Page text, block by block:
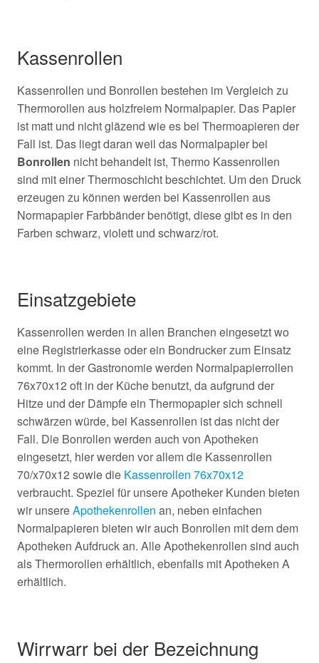
Kassenrollen
Kassenrollen und Bonrollen bestehen im Vergleich zu
Thermorollen aus holzfreiem Normalpapier. Das Papier
ist matt und nicht gläzend wie es bei Thermoapieren der
Fall ist. Das liegt daran weil das Normalpapier bei
Bonrollen nicht behandelt ist, Thermo Kassenrollen
sind mit einer Thermoschicht beschichtet. Um den Druck
erzeugen zu können werden bei Kassenrollen aus
Normapapier Farbbänder benötigt, diese gibt es in den
Farben schwarz, violett und schwarz/rot.
Einsatzgebiete
Kassenrollen werden in allen Branchen eingesetzt wo
eine Registrierkasse oder ein Bondrucker zum Einsatz
kommt. In der Gastronomie werden Normalpapierrollen
76x70x12 oft in der Küche benutzt, da aufgrund der
Hitze und der Dämpfe ein Thermopapier sich schnell
schwärzen würde, bei Kassenrollen ist das nicht der
Fall. Die Bonrollen werden auch von Apotheken
eingesetzt, hier werden vor allem die Kassenrollen
70/x70x12 sowie die Kassenrollen 76x70x12
verbraucht. Speziel für unsere Apotheker Kunden bieten
wir unsereApothekenrollen an, neben einfachen
Normalpapieren bieten wir auch Bonrollen mit dem dem
Apotheken Aufdruck an. Alle Apothekenrollen sind auch
als Thermorollen erhältlich, ebenfalls mit Apotheken A
erhältlich.
Wirrwarr bei der Bezeichnung